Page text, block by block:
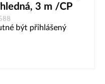
3 m /CP
být přihlášený